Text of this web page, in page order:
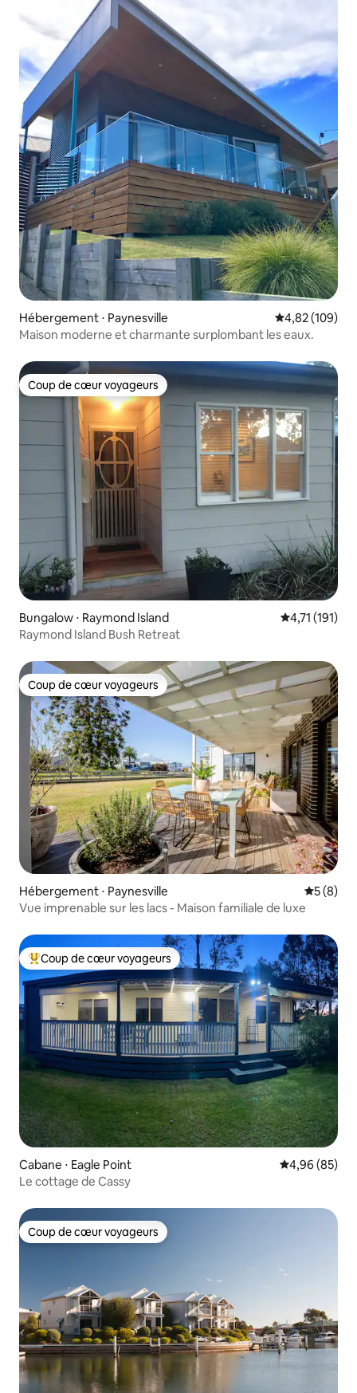
Hébergement ⋅ Paynesville Évaluation
4,82 (109)
Maison moderne et charmante surplombant les eaux.
Coup de cœur voyageurs
Coup de cœur voyageurs
Bungalow ⋅ Raymond Island Évaluation
4,71 (191)
Raymond Island Bush Retreat
Coup de cœur voyageurs
Coup de cœur voyageurs
Hébergement ⋅ Paynesville
5 (8)
Vue imprenable sur les lacs - Maison familiale de luxe
Coups de cœur voyageurs les plus appréciés
Coup de cœur voyageurs
Cabane ⋅ Eagle Point Évaluation
4,96 (85)
Le cottage de Cassy
Coup de cœur voyageurs
Coup de cœur voyageurs